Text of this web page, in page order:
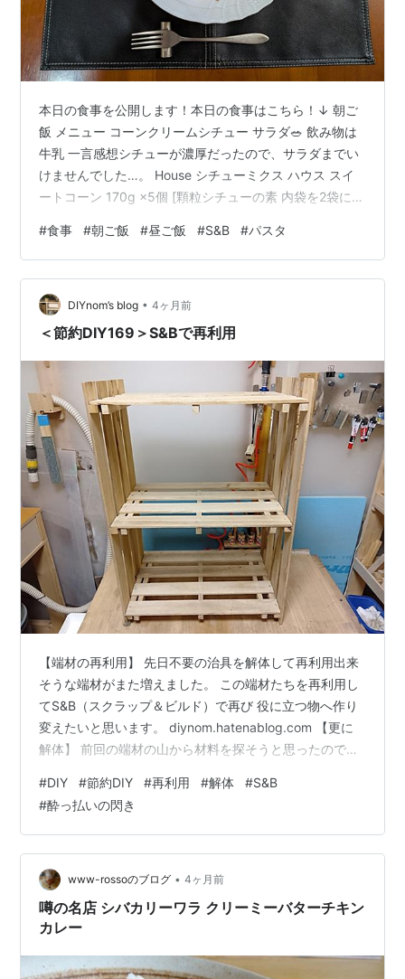
本日の食事を公開します！本日の食事はこちら！↓ 朝ご
飯 メニュー コーンクリームシチュー サラダ🥗 飲み物は
牛乳 一言感想シチューが濃厚だったので、サラダまでい
けませんでした…。 House シチューミクス ハウス スイ
ートコーン 170g ×5個 [顆粒シチューの素 内袋を2袋に分
【冷蔵】 ノーブランド品 Amazon 昼ご飯 メニュー S&B
瀬戸内レモン＆オリーブパスタ🍝 飲み物はサントリー伊
右衛門プラス コレステロール対策 一言感想酸味が強くて
爽やかな味で美味しかったです。 S&B エスビー食品 まぜ
るだけのスパゲッテ…
#食事 #朝ご飯 #昼ご飯 #S&B #パスタ
DIYnom’s blog • 4ヶ月前
＜節約DIY169＞S&Bで再利用
【端材の再利用】 先日不要の治具を解体して再利用出来
そうな端材がまた増えました。 この端材たちを再利用し
てS&B（スクラップ＆ビルド）で再び 役に立つ物へ作り
変えたいと思います。 diynom.hatenablog.com 【更に
解体】 前回の端材の山から材料を探そうと思ったのです
なるので先に解体します。 簀子の棚 これは大量にあった
ゴルフシューズを並べていましたが、もうゴルフを やる
機会も無く、やりたいとも思わないのでオークションな
どに出品して １０足ほどあった在庫が残り２足まで減っ
たので靴棚として使用していた 簀子は不要になるので、
即解体…
#DIY #節約DIY #再利用 #解体 #S&B
#酔っ払いの閃き
www-rossoのブログ • 4ヶ月前
噂の名店 シバカリーワラ クリーミーバターチキン
カレー